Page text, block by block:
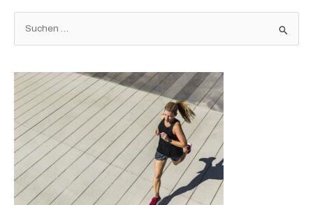
c
h
e
n
a
c